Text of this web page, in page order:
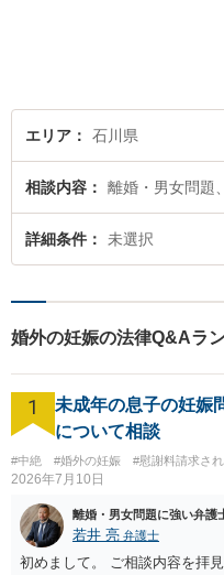
エリア 石川県
相談内容 離婚・男女問題
詳細条件 未選択
婚外の妊娠の法律Q&Aラ
1
未成年の息子の妊娠
について相談
#中絶 #婚外の妊娠 #慰謝料請求さ
2026年7月10日
離婚・男女問題に強い弁護
若井 亮 弁護士
初めまして。 ご相談内容を拝